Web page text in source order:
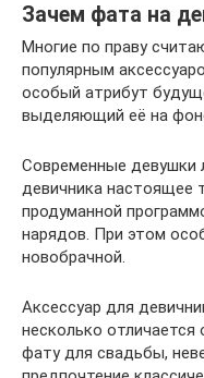
Зачем фата на
Многие по праву
популярным
особый атрибут
выделяющий её на
Современные девушки
девичника настоящее
продуманной
нарядов. При этом
новобрачной.
Аксессуар для
несколько
фату для свадьбы,